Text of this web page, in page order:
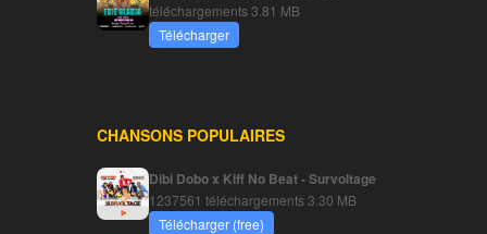
téléchargements3.81 MB
Télécharger
CHANSONS POPULAIRES
Dibi Dobo x Kiff No Beat - Survoltage
1237561 téléchargements3.30 MB
Télécharger (free)